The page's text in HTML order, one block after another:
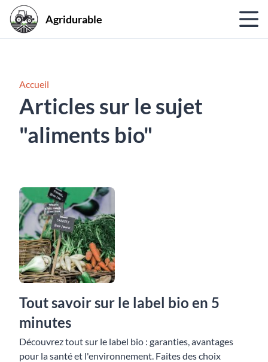
Agridurable
Accueil
Articles sur le sujet
"aliments bio"
Tout savoir sur le label bio en 5
minutes
Découvrez tout sur le label bio : garanties, avantages
pour la santé et l'environnement. Faites des choix